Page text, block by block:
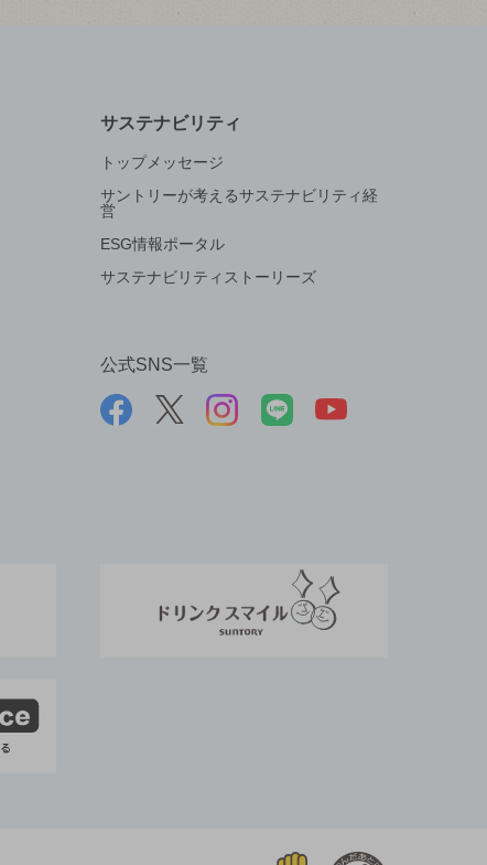
サステナビリティ
トップメッセージ
サントリーが考えるサステナビリティ経
営
ESG情報ポータル
サステナビリティストーリーズ
公式SNS一覧